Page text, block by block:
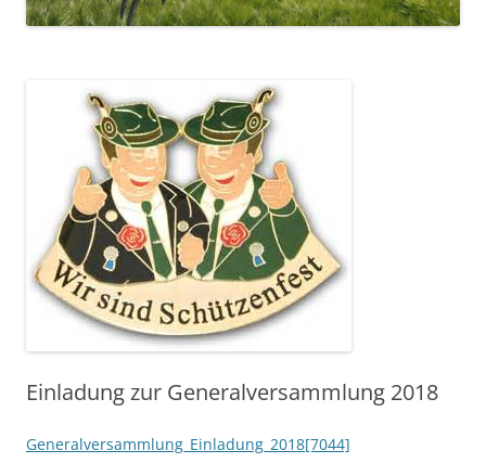
Einladung zur Generalversammlung 2018
Generalversammlung_Einladung_2018[7044]